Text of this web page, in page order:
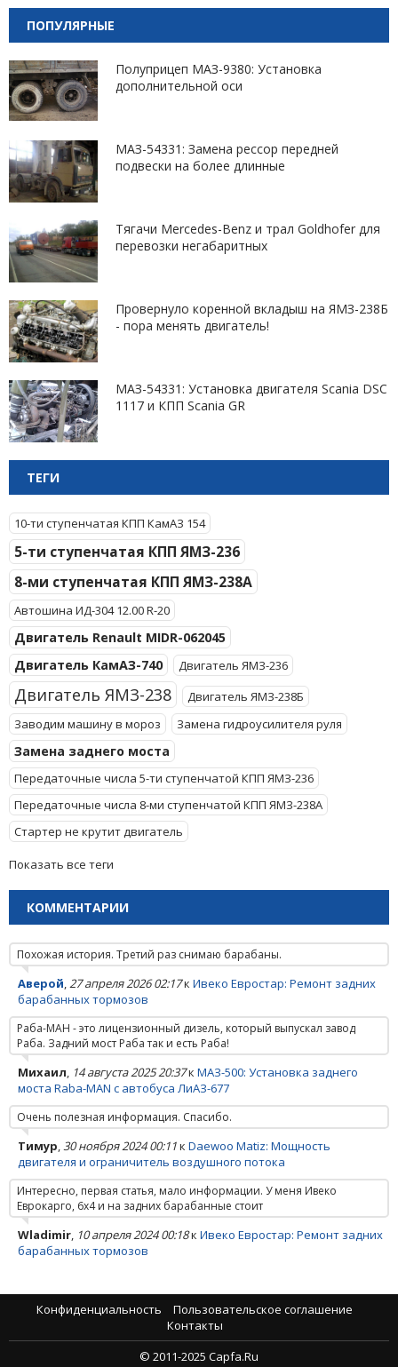
ПОПУЛЯРНЫЕ
Полуприцеп МАЗ-9380: Установка
дополнительной оси
МАЗ-54331: Замена рессор передней
подвески на более длинные
Тягачи Mercedes-Benz и трал Goldhofer для
перевозки негабаритных
Провернуло коренной вкладыш на ЯМЗ-238Б
- пора менять двигатель!
МАЗ-54331: Установка двигателя Scania DSC
1117 и КПП Scania GR
ТЕГИ
10-ти ступенчатая КПП КамАЗ 154
5-ти ступенчатая КПП ЯМЗ-236
8-ми ступенчатая КПП ЯМЗ-238А
Автошина ИД-304 12.00 R-20
Двигатель Renault MIDR-062045
Двигатель КамАЗ-740
Двигатель ЯМЗ-236
Двигатель ЯМЗ-238
Двигатель ЯМЗ-238Б
Заводим машину в мороз
Замена гидроусилителя руля
Замена заднего моста
Передаточные числа 5-ти ступенчатой КПП ЯМЗ-236
Передаточные числа 8-ми ступенчатой КПП ЯМЗ-238А
Стартер не крутит двигатель
Показать все теги
КОММЕНТАРИИ
Похожая история. Третий раз снимаю барабаны.
Аверой,27 апреля 2026 02:17к Ивеко Евростар: Ремонт задних
барабанных тормозов
Раба-МАН - это лицензионный дизель, который выпускал завод
Раба. Задний мост Раба так и есть Раба!
Михаил, 14 августа 2025 20:37к МАЗ-500: Установка заднего
моста Raba-MAN с автобуса ЛиАЗ-677
Очень полезная информация. Спасибо.
Тимур,30 ноября 2024 00:11к Daewoo Matiz: Мощность
двигателя и ограничитель воздушного потока
Интересно, первая статья, мало информации. У меня Ивеко
Еврокарго, 6х4 и на задних барабанные стоит
Wladimir, 10 апреля 2024 00:18к Ивеко Евростар: Ремонт задних
барабанных тормозов
Конфиденциальность
Пользовательское соглашение
Контакты
© 2011-2025 Capfa.Ru